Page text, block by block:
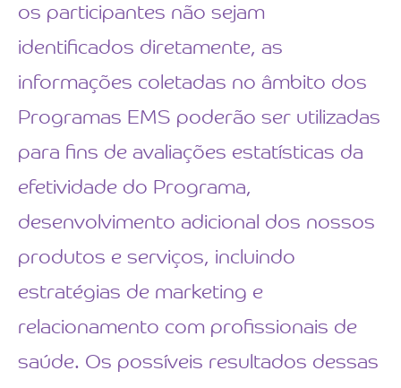
os participantes não sejam
identificados diretamente, as
informações coletadas no âmbito dos
Programas EMS poderão ser utilizadas
para fins de avaliações estatísticas da
efetividade do Programa,
desenvolvimento adicional dos nossos
produtos e serviços, incluindo
estratégias de marketing e
relacionamento com profissionais de
saúde. Os possíveis resultados dessas